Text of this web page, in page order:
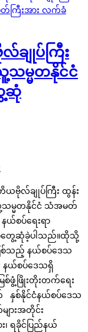
ချုပ်ကြီး
သမ္မတနိုင်ငံ
ဆုံ
တိယဗိုလ်ချုပ်ကြီး ထွန်း
သမ္မတနိုင်ငံ သံအမတ်
နယ်စပ်ရေးရာ
ခံတွေ့ဆုံခဲ့ပါသည်။ထိုသို့
ြစ်သည့် နယ်စပ်ဒေသ
နယ်စပ်ဒေသရှိ
စ်ဖွံ့ဖြိုးတိုးတက်ရေး
နှစ်နိုင်ငံနယ်စပ်ဒေသ
ားအတိုင်း
၊ ရခိုင်ပြည်နယ်